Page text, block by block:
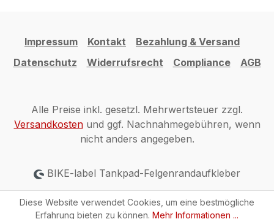
Impressum Kontakt
Bezahlung & Versand
Datenschutz
Widerrufsrecht Compliance AGB
Alle Preise inkl. gesetzl. Mehrwertsteuer zzgl.
Versandkostenund ggf. Nachnahmegebühren, wenn
nicht anders angegeben.
BIKE-label Tankpad-Felgenrandaufkleber
Diese Website verwendet Cookies, um eine bestmögliche
Erfahrung bieten zu können. Mehr Informationen ...